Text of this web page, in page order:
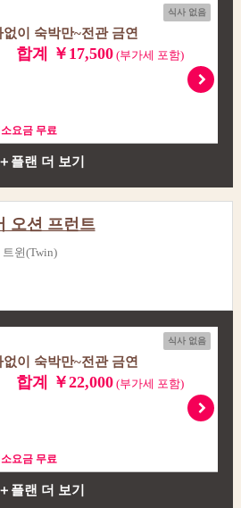
식사 없음
없이 숙박만~전관 금연
합계 ￥17,500(부가세 포함)
요금 무료
＋플랜 더 보기
오션 프런트
트윈(Twin)
식사 없음
없이 숙박만~전관 금연
합계 ￥22,000(부가세 포함)
요금 무료
＋플랜 더 보기